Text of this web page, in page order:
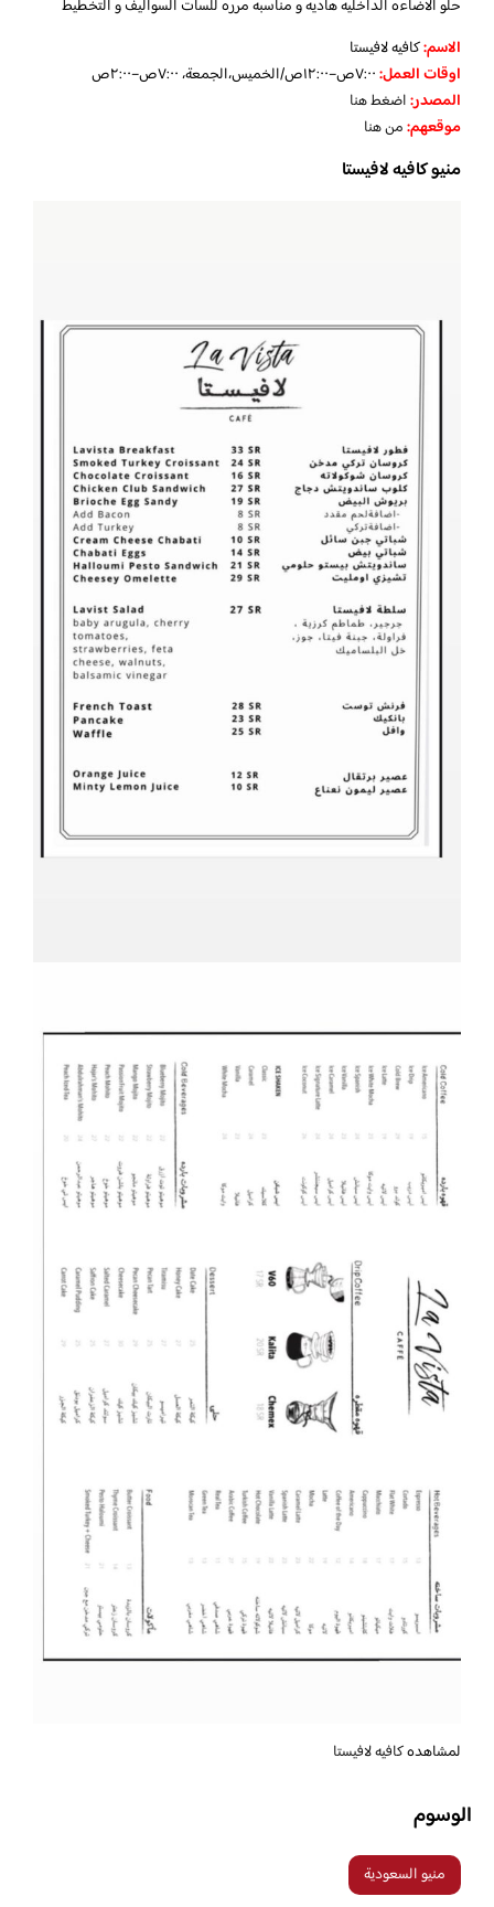
حلو الاضاءه الداخليه هاديه و مناسبه مرره للسات السواليف و التخطيط
الاسم:كافيه لافيستا
اوقات العمل:
المصدر:اضغط هنا
موقعهم:من هنا
منيو كافيه لافيستا
لمشاهدهكافيه لافيستا
الوسوم
منيو السعودية